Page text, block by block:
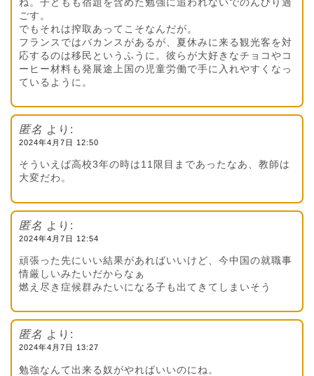
ごす。
でもそれは搾取あってこそなんだが。
フランスではバカンスがあるが、夏休みに来る観光客を対
応するのは移民というふうに。彼らが大好きなチョコやコ
ーヒー材料も発展途上国の児童労働で手に入れやすくなっ
ているように。
匿名 より:
2024年4月7日 12:50
そういえば高校3年の時は11限目まであったなあ、教師は
大変だわ。
匿名 より:
2024年4月7日 12:54
頑張った先にいい結果があればいいけど、今中国の就職事
情厳しいみたいだからなぁ
燃え尽き症候群みたいになる子も出てきてしまいそう
匿名 より:
2024年4月7日 13:27
勉強なんて出来る奴がやればいいのにね。